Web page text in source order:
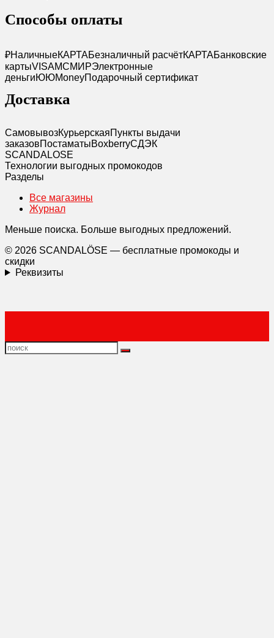
Способы оплаты
₽НаличныеКАРТАБезналичный расчётКАРТАБанковские
картыVISAMCМИРЭлектронные
деньгиЮЮMoneyПодарочный сертификат
Доставка
СамовывозКурьерскаяПункты выдачи
заказовПостаматыBoxberryСДЭК
SCANDALOSE
Технологии выгодных промокодов
Разделы
Все магазины
Журнал
Меньше поиска. Больше выгодных предложений.
© 2026 SCANDALÖSE — бесплатные промокоды и
скидки
Реквизиты